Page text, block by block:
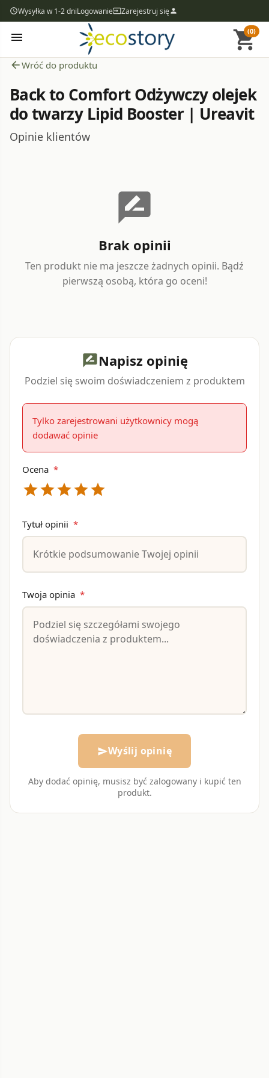
access_timeWysyłka w 1-2 dniLogowanieinputZarejestruj sięperson
menu shopping_cart
(0)
arrow_backWróć do produktu
Back to Comfort Odżywczy olejek
do twarzy Lipid Booster | Ureavit
Opinie klientów
rate_review
Brak opinii
Ten produkt nie ma jeszcze żadnych opinii. Bądź
pierwszą osobą, która go oceni!
rate_reviewNapisz opinię
Podziel się swoim doświadczeniem z produktem
Tylko zarejestrowani użytkownicy mogą
dodawać opinie
Ocena *
star
star
star
star
star
Tytuł opinii *
Twoja opinia *
sendWyślij opinię
Aby dodać opinię, musisz być zalogowany i kupić ten
produkt.